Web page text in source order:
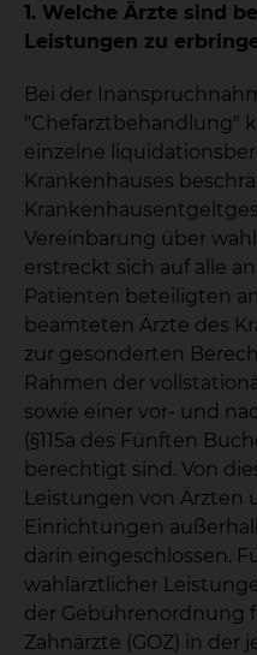
1. Welche Ärzte sind
Leistungen zu
Bei der
"Chefarztbehandlung"
einzelne
Krankenhauses
Vereinbarung über
erstreckt sich auf alle
Patienten beteiligten
beamteten Ärzte des
zur gesonderten
Rahmen der
sowie einer vor- und
(§115a des Fünften
berechtigt sind. Von
Leistungen von Ärzten
Einrichtungen
darin eingeschlossen.
wahlärztlicher
der Gebührenordnung
Zahnärzte (GOZ) in der